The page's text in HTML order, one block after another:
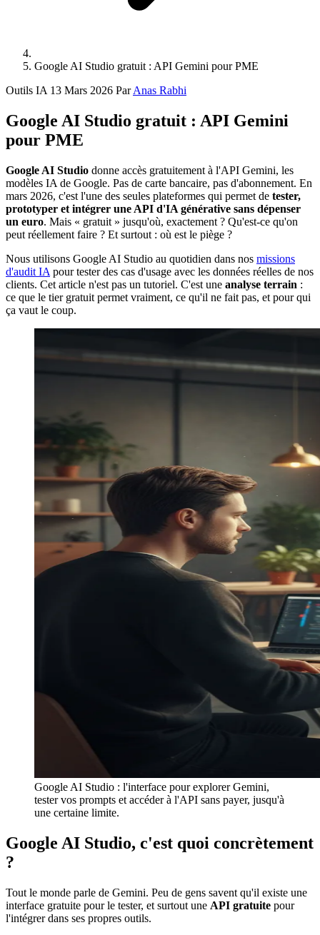
Google AI Studio gratuit : API Gemini pour PME
Outils IA 13 Mars 2026 ParAnas Rabhi
Google AI Studio gratuit : API Gemini
pour PME
Google AI Studio donne accès gratuitement à l'API Gemini, les
modèles IA de Google. Pas de carte bancaire, pas d'abonnement. En
mars 2026, c'est l'une des seules plateformes qui permet de tester,
prototyper et intégrer une API d'IA générative sans dépenser
un euro. Mais « gratuit » jusqu'où, exactement ? Qu'est-ce qu'on
peut réellement faire ? Et surtout : où est le piège ?
Nous utilisons Google AI Studio au quotidien dans nos missions
d'audit IA pour tester des cas d'usage avec les données réelles de nos
clients. Cet article n'est pas un tutoriel. C'est une analyse terrain :
ce que le tier gratuit permet vraiment, ce qu'il ne fait pas, et pour qui
ça vaut le coup.
Google AI Studio : l'interface pour explorer Gemini,
tester vos prompts et accéder à l'API sans payer, jusqu'à
une certaine limite.
Google AI Studio, c'est quoi concrètement
?
Tout le monde parle de Gemini. Peu de gens savent qu'il existe une
interface gratuite pour le tester, et surtout une API gratuite pour
l'intégrer dans ses propres outils.